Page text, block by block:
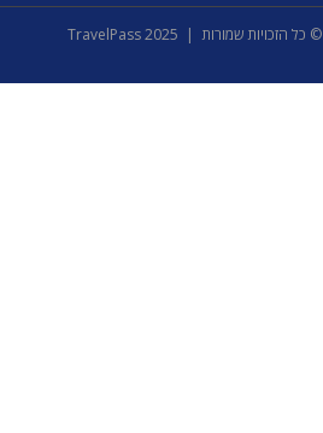
© כל הזכויות שמורות | 2025 TravelPass